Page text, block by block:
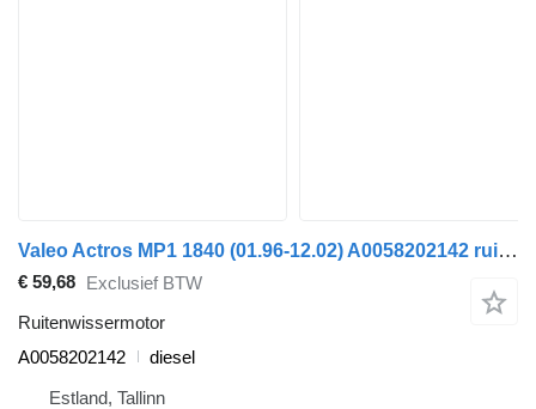
Valeo Actros MP1 1840 (01.96-12.02) A0058202142 ruitenwissermotor voor Mercedes-Benz Actros, Axor MP1, MP2, MP3 (1996-2014) trekker
€ 59,68 Exclusief BTW
Ruitenwissermotor
A0058202142
diesel
Estland, Tallinn